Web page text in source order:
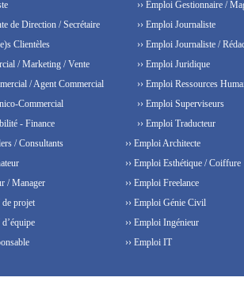
de Direction / Secrétaire
Clientèles
/ Marketing / Vente
/ Agent Commercial
Commercial
- Finance
/ Consultants
/ Manager
de projet
›› Emploi Gestionnaire /
›› Emploi Journaliste
›› Emploi Journaliste /
›› Emploi Juridique
›› Emploi Ressources
›› Emploi Superviseurs
›› Emploi Traducteur
›› Emploi Architecte
›› Emploi Esthétique / Coiffure
›› Emploi Freelance
›› Emploi Génie Civil
›› Emploi Ingénieur
›› Emploi IT